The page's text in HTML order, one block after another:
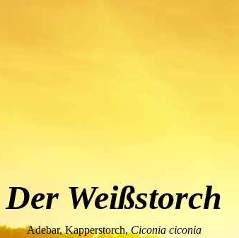
Der Weißstorch
Adebar, Kapperstorch,Ciconia ciconia